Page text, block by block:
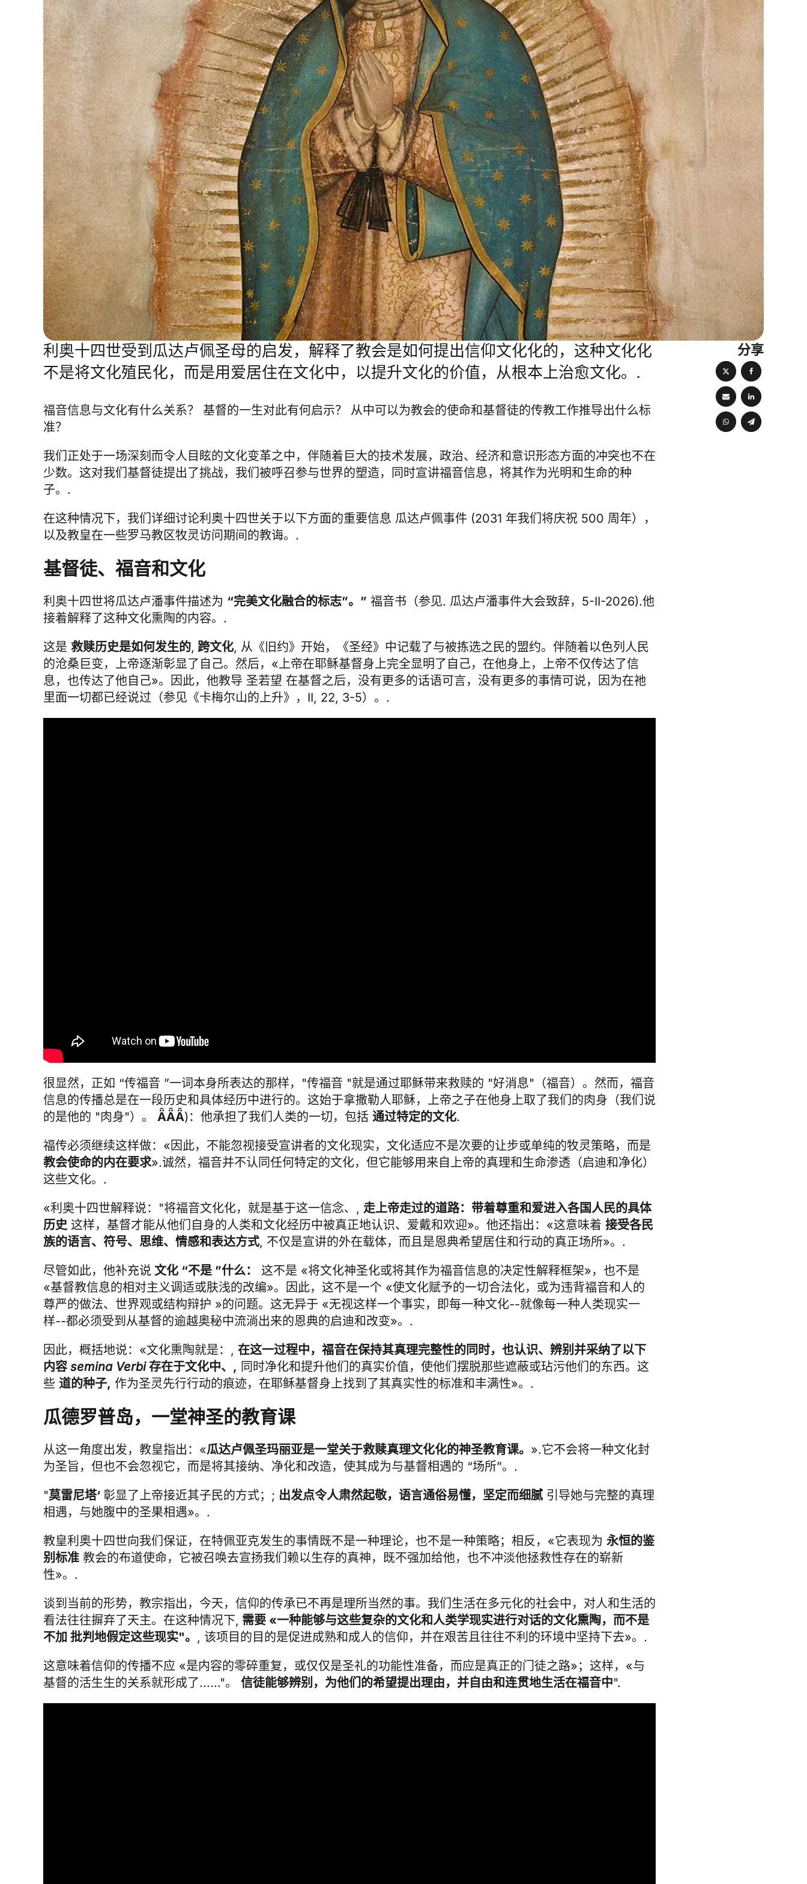
利奥十四世受到瓜达卢佩圣母的启发，解释了教会是如何提出信仰文化化的，这种文化化
不是将文化殖民化，而是用爱居住在文化中，以提升文化的价值，从根本上治愈文化。.
福音信息与文化有什么关系？ 基督的一生对此有何启示？ 从中可以为教会的使命和基督徒的传教工作推导出什么标
准？
我们正处于一场深刻而令人目眩的文化变革之中，伴随着巨大的技术发展，政治、经济和意识形态方面的冲突也不在
少数。这对我们基督徒提出了挑战，我们被呼召参与世界的塑造，同时宣讲福音信息，将其作为光明和生命的种
子。.
在这种情况下，我们详细讨论利奥十四世关于以下方面的重要信息 瓜达卢佩事件 (2031 年我们将庆祝 500 周年），
以及教皇在一些罗马教区牧灵访问期间的教诲。.
基督徒、福音和文化
利奥十四世将瓜达卢潘事件描述为 “完美文化融合的标志”。” 福音书（参见. 瓜达卢潘事件大会致辞，5-II-2026).他
接着解释了这种文化熏陶的内容。.
这是 救赎历史是如何发生的, 跨文化, 从《旧约》开始，《圣经》中记载了与被拣选之民的盟约。伴随着以色列人民
的沧桑巨变，上帝逐渐彰显了自己。然后，«上帝在耶稣基督身上完全显明了自己，在他身上，上帝不仅传达了信
息，也传达了他自己»。因此，他教导 圣若望 在基督之后，没有更多的话语可言，没有更多的事情可说，因为在祂
里面一切都已经说过（参见《卡梅尔山的上升》，II, 22, 3-5）。.
很显然，正如 “传福音 ”一词本身所表达的那样，"传福音 "就是通过耶稣带来救赎的 "好消息"（福音）。然而，福音
信息的传播总是在一段历史和具体经历中进行的。这始于拿撒勒人耶稣，上帝之子在他身上取了我们的肉身（我们说
的是他的 "肉身"）。 ǞǞǞ)：他承担了我们人类的一切，包括 通过特定的文化.
福传必须继续这样做：«因此，不能忽视接受宣讲者的文化现实，文化适应不是次要的让步或单纯的牧灵策略，而是
教会使命的内在要求».诚然，福音并不认同任何特定的文化，但它能够用来自上帝的真理和生命渗透（启迪和净化）
这些文化。.
«利奥十四世解释说："将福音文化化，就是基于这一信念、, 走上帝走过的道路：带着尊重和爱进入各国人民的具体
历史这样，基督才能从他们自身的人类和文化经历中被真正地认识、爱戴和欢迎»。他还指出：«这意味着 接受各民
族的语言、符号、思维、情感和表达方式, 不仅是宣讲的外在载体，而且是恩典希望居住和行动的真正场所»。.
尽管如此，他补充说 文化 “不是 ”什么：
这不是 «将文化神圣化或将其作为福音信息的决定性解释框架»，也不是
«基督教信息的相对主义调适或肤浅的改编»。因此，这不是一个 «使文化赋予的一切合法化，或为违背福音和人的
尊严的做法、世界观或结构辩护 »的问题。这无异于 «无视这样一个事实，即每一种文化--就像每一种人类现实一
样--都必须受到从基督的逾越奥秘中流淌出来的恩典的启迪和改变»。.
因此，概括地说：«文化熏陶就是：, 在这一过程中，福音在保持其真理完整性的同时，也认识、辨别并采纳了以下
内容 semina Verbi存在于文化中、, 同时净化和提升他们的真实价值，使他们摆脱那些遮蔽或玷污他们的东西。这
些 道的种子, 作为圣灵先行行动的痕迹，在耶稣基督身上找到了其真实性的标准和丰满性»。.
瓜德罗普岛，一堂神圣的教育课
从这一角度出发，教皇指出：«瓜达卢佩圣玛丽亚是一堂关于救赎真理文化化的神圣教育课。 ».它不会将一种文化封
为圣旨，但也不会忽视它，而是将其接纳、净化和改造，使其成为与基督相遇的 “场所”。.
"莫雷尼塔‘ 彰显了上帝接近其子民的方式；; 出发点令人肃然起敬，语言通俗易懂，坚定而细腻引导她与完整的真理
相遇，与她腹中的圣果相遇»。.
教皇利奥十四世向我们保证，在特佩亚克发生的事情既不是一种理论，也不是一种策略；相反，«它表现为 永恒的鉴
别标准 教会的布道使命，它被召唤去宣扬我们赖以生存的真神，既不强加给他，也不冲淡他拯救性存在的崭新
性»。.
谈到当前的形势，教宗指出，今天，信仰的传承已不再是理所当然的事。我们生活在多元化的社会中，对人和生活的
看法往往摒弃了天主。在这种情况下, 需要 «一种能够与这些复杂的文化和人类学现实进行对话的文化熏陶，而不是
不加 批判地假定这些现实"。 , 该项目的目的是促进成熟和成人的信仰，并在艰苦且往往不利的环境中坚持下去»。.
这意味着信仰的传播不应 «是内容的零碎重复，或仅仅是圣礼的功能性准备，而应是真正的门徒之路»；这样，«与
基督的活生生的关系就形成了......"。 信徒能够辨别，为他们的希望提出理由，并自由和连贯地生活在福音中".
分享